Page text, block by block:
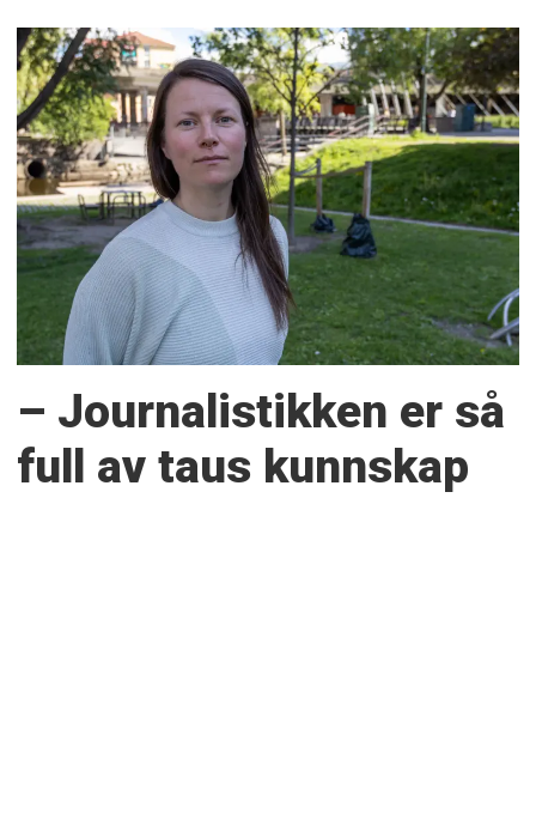
– Journalistikken er så
full av taus kunnskap